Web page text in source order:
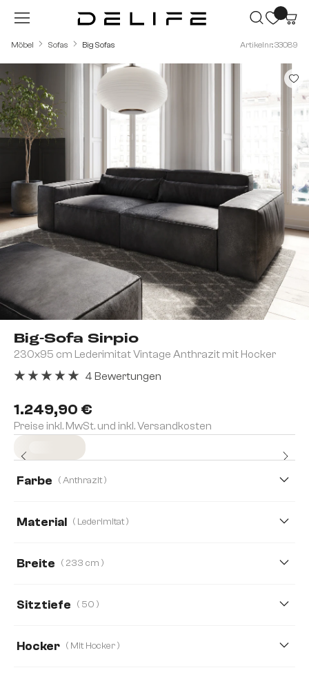
Zum Hauptinhalt springen
Möbel Sofas Big Sofas Artikelnr.: 33089
Big-Sofa Sirpio
230x95 cm Lederimitat Vintage Anthrazit mit Hocker
1.249,90 €
Preise inkl. MwSt. und inkl. Versandkosten
4 Bewertungen
Farbe ( Anthrazit )
Material ( Lederimitat )
Breite ( 233 cm )
Sitztiefe ( 50 )
Hocker ( Mit Hocker )
Bildergalerie überspringen